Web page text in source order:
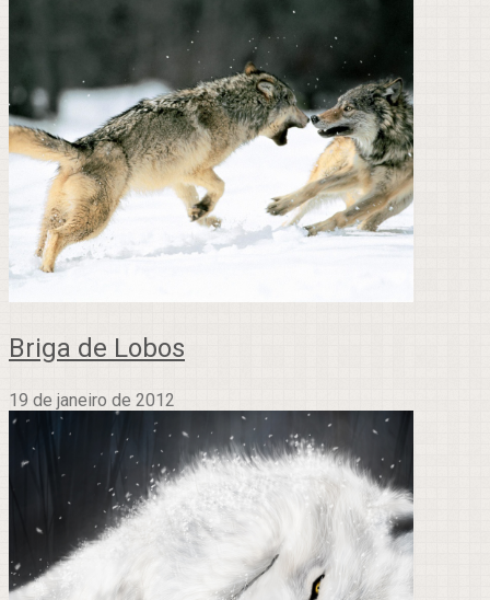
Briga de Lobos
19 de janeiro de 2012